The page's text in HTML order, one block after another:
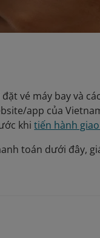
vé máy bay và
app của
khitiến hành
toán dưới đây,